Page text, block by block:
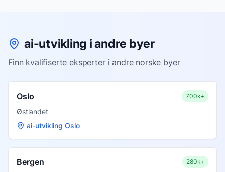
ai-utvikling i andre byer
Finn kvalifiserte eksperter i andre norske byer
Oslo 700k+
Østlandet
ai-utvikling Oslo
Bergen 280k+